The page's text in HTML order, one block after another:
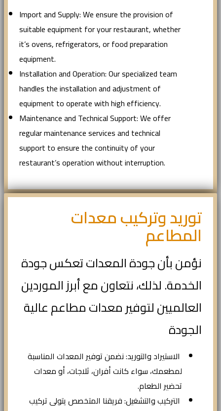
Import and Supply: We ensure the provision of
suitable equipment for your restaurant, whether
it’s ovens, refrigerators, or food preparation
equipment.
Installation and Operation: Our specialized team
handles the installation and adjustment of
equipment to operate with high efficiency.
Maintenance and Technical Support: We offer
regular maintenance services and technical
support to ensure the continuity of your
restaurant’s operation without interruption.
توريد وتركيب معدات
المطاعم
نؤمن بأن جودة المعدات تعكس جودة
الخدمة. لذلك، نتعاون مع أبرز الموردين
العالميين لتوفير معدات مطاعم عالية
الجودة
الاستيراد والتوريد: نضمن توفير المعدات المناسبة
لمطعمك، سواء كانت أفران، ثلاجات، أو معدات
تحضير الطعام.
التركيب والتشغيل: فريقنا المتخصص يتولى تركيب